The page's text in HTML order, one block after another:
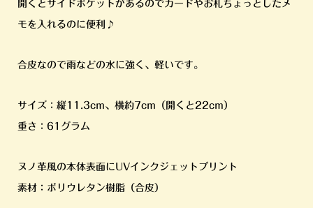
開くとサイドポケットがあるのでカードやお札ちょっとしたメ
モを入れるのに便利♪
合皮なので雨などの水に強く、軽いです。
サイズ：縦11.3cm、横約7cm（開くと22cm）
重さ：61グラム
ヌノ革風の本体表面にUVインクジェットプリント
素材：ポリウレタン樹脂（合皮）